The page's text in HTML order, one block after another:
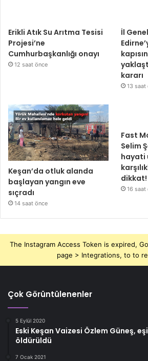
Erikli Atık Su Arıtma Tesisi
Projesi’ne
Cumhurbaşkanlığı onayı
12 saat önce
İl
kararı
13 saat
Keşan’da otluk alanda
başlayan yangın eve
sıçradı
14 saat önce
Fast
Selim
hayati
dikkat!
16 saat
The Instagram Access Token is expired,
page > Integrations, to to
Çok Görüntülenenler
5 Eylül 2020
Eski Keşan Vaizesi Özlem Güneş,
öldürüldü
7 Ocak 2021